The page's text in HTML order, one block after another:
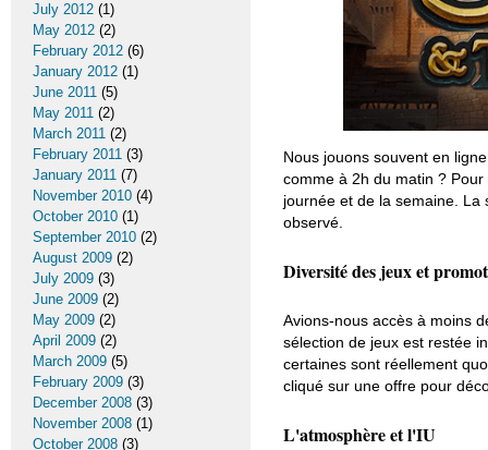
Nous jouons souvent en
comme à 2h du matin ?
journée et de la semaine. La
observé.
Diversité des jeux et
Avions-nous accès à moins
sélection de jeux est restée
certaines sont réellement
cliqué sur une offre pour
L'atmosphère et l'IU
July 2012 (1)
May 2012 (2)
February 2012 (6)
January 2012 (1)
June 2011 (5)
May 2011 (2)
March 2011 (2)
February 2011 (3)
January 2011 (7)
November 2010 (4)
October 2010 (1)
September 2010 (2)
August 2009 (2)
July 2009 (3)
June 2009 (2)
May 2009 (2)
April 2009 (2)
March 2009 (5)
February 2009 (3)
December 2008 (3)
November 2008 (1)
October 2008 (3)